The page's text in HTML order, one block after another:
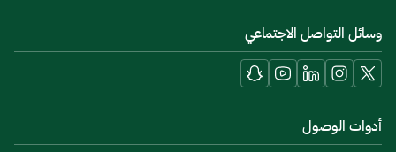
وسائل التواصل الاجتماعي
أدوات الوصول